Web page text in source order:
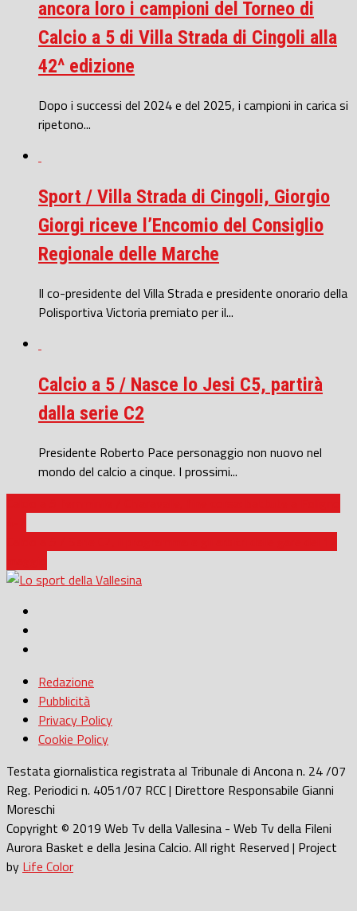
ancora loro i campioni del Torneo di
Calcio a 5 di Villa Strada di Cingoli alla
42^ edizione
Dopo i successi del 2024 e del 2025, i campioni in carica si
ripetono...
Sport / Villa Strada di Cingoli, Giorgio
Giorgi riceve l’Encomio del Consiglio
Regionale delle Marche
Il co-presidente del Villa Strada e presidente onorario della
Polisportiva Victoria premiato per il...
Calcio a 5 / Nasce lo Jesi C5, partirà
dalla serie C2
Presidente Roberto Pace personaggio non nuovo nel
mondo del calcio a cinque. I prossimi...
Redazione
Pubblicità
Privacy Policy
Cookie Policy
Testata giornalistica registrata al Tribunale di Ancona n. 24 /07
Reg. Periodici n. 4051/07 RCC | Direttore Responsabile Gianni
Moreschi
Copyright © 2019 Web Tv della Vallesina - Web Tv della Fileni
Aurora Basket e della Jesina Calcio. All right Reserved | Project
by Life Color